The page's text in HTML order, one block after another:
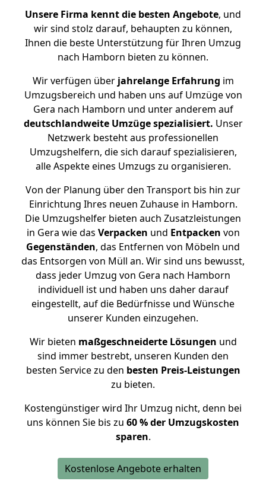
Unsere Firma kennt die besten Angebote, und
wir sind stolz darauf, behaupten zu können,
Ihnen die beste Unterstützung für Ihren Umzug
nach Hamborn bieten zu können.
Wir verfügen überjahrelange Erfahrung im
Umzugsbereich und haben uns auf Umzüge von
Gera nach Hamborn und unter anderem auf
deutschlandweite Umzüge spezialisiert. Unser
Netzwerk besteht aus professionellen
Umzugshelfern, die sich darauf spezialisieren,
alle Aspekte eines Umzugs zu organisieren.
Von der Planung über den Transport bis hin zur
Einrichtung Ihres neuen Zuhause in Hamborn.
Die Umzugshelfer bieten auch Zusatzleistungen
in Gera wie das Verpacken und Entpacken von
Gegenständen, das Entfernen von Möbeln und
das Entsorgen von Müll an. Wir sind uns bewusst,
dass jeder Umzug von Gera nach Hamborn
individuell ist und haben uns daher darauf
eingestellt, auf die Bedürfnisse und Wünsche
unserer Kunden einzugehen.
Wir bieten maßgeschneiderte Lösungen und
sind immer bestrebt, unseren Kunden den
besten Service zu den besten Preis-Leistungen
zu bieten.
Kostengünstiger wird Ihr Umzug nicht, denn bei
uns können Sie bis zu 60 % der Umzugskosten
sparen.
Kostenlose Angebote erhalten